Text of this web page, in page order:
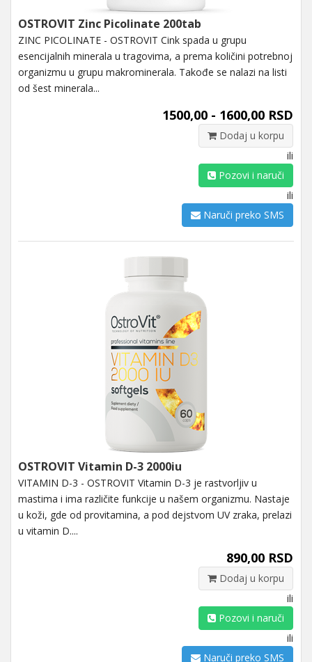
OSTROVIT Zinc Picolinate 200tab
ZINC PICOLINATE - OSTROVIT Cink spada u grupu
esencijalnih minerala u tragovima, a prema količini potrebnoj
organizmu u grupu makrominerala. Takođe se nalazi na listi
od šest minerala...
1500,00 - 1600,00 RSD
Dodaj u korpu
ili
Pozovi i naruči
ili
Naruči preko SMS
OSTROVIT Vitamin D-3 2000iu
VITAMIN D-3 - OSTROVIT Vitamin D-3 je rastvorljiv u
mastima i ima različite funkcije u našem organizmu. Nastaje
u koži, gde od provitamina, a pod dejstvom UV zraka, prelazi
u vitamin D....
890,00 RSD
Dodaj u korpu
ili
Pozovi i naruči
ili
Naruči preko SMS